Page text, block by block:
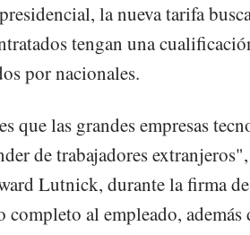
la nueva tarifa
tengan una
por nacionales.
que las grandes empresas
de trabajadores
Lutnick, durante la firma
completo al empleado,